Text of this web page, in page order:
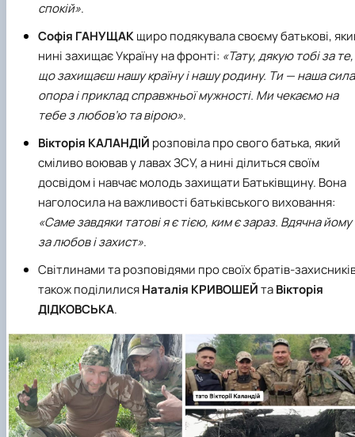
спокій».
Софія ГАНУЩАКщиро подякувала своєму батькові,
нині захищає Україну на фронті: «Тату, дякую тобі за те,
що захищаєш нашу країну і нашу родину. Ти — наша
опора і приклад справжньої мужності. Ми чекаємо на
тебе з любов’ю та вірою».
Вікторія КАЛАНДІЙ розповіла про свого батька, який
сміливо воював у лавах ЗСУ, а нині ділиться своїм
досвідом і навчає молодь захищати Батьківщину. Вона
наголосила на важливості батьківського виховання:
«Саме завдяки татові я є тією, ким є зараз. Вдячна йому
за любов і захист».
Світлинами та розповідями про своїх братів-
також поділилисяНаталія КРИВОШЕЙтаВікторія
ДІДКОВСЬКА.